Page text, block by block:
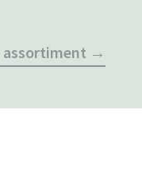
assortiment →